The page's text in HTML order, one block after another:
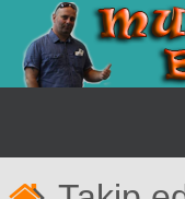
İçeriğe
geç